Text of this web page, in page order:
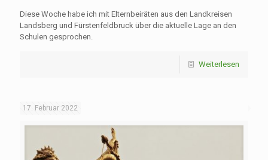
Diese Woche habe ich mit Elternbeiräten aus den Landkreisen
Landsberg und Fürstenfeldbruck über die aktuelle Lage an den
Schulen gesprochen.
Weiterlesen
17. Februar 2022